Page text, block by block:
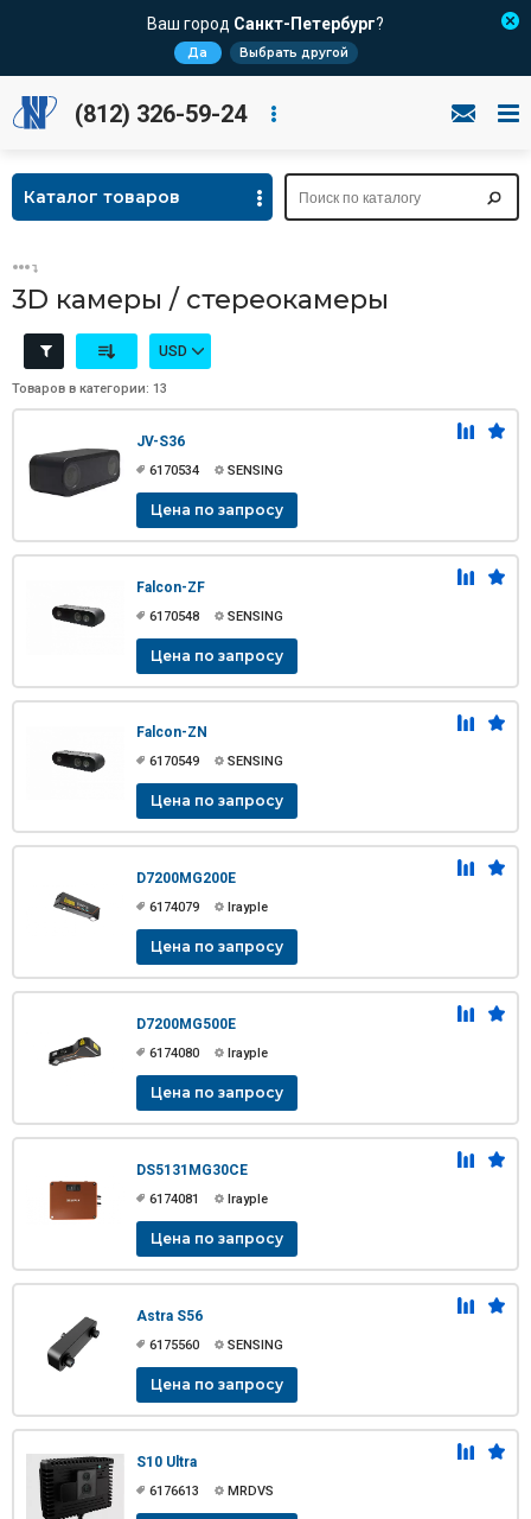
Ваш город Санкт-Петербург?
Да Выбрать другой
(812) 326-59-24
Каталог товаров
3D камеры / стереокамеры
USD
Товаров в категории: 13
JV-S36
6170534 SENSING
Цена по запросу
Falcon-ZF
6170548 SENSING
Цена по запросу
Falcon-ZN
6170549 SENSING
Цена по запросу
D7200MG200E
6174079 Irayple
Цена по запросу
D7200MG500E
6174080 Irayple
Цена по запросу
DS5131MG30CE
6174081 Irayple
Цена по запросу
Astra S56
6175560 SENSING
Цена по запросу
S10 Ultra
6176613 MRDVS